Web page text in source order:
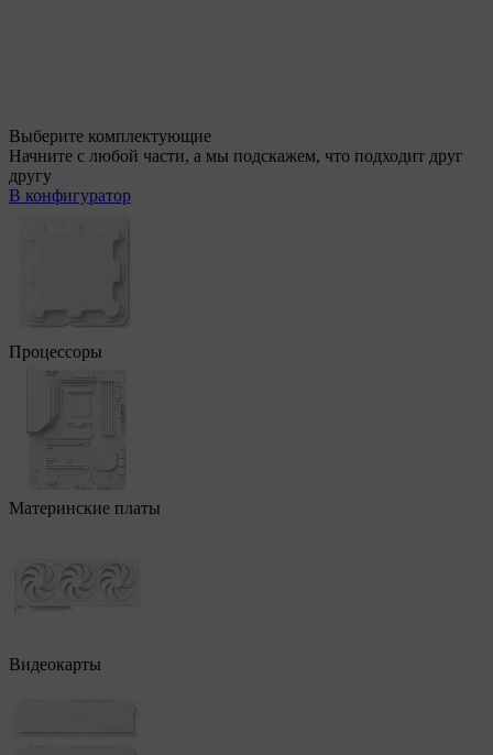
Выберите комплектующие
Начните с любой части, а мы подскажем, что подходит друг
другу
В конфигуратор
Процессоры
Материнские платы
Видеокарты